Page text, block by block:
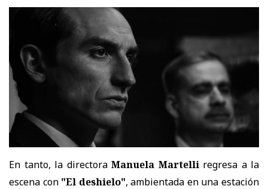
En tanto, la directora Manuela Martelliregresa a la
escena con "El deshielo", ambientada en una estación